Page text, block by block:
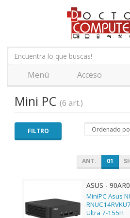
Menú Acceso
Mini PC (6 art.)
FILTRO
ANT. 01
ASUS -
MiniPC Asus
Ultra 7-155H